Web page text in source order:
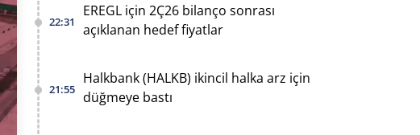
22:31
EREGL için 2Ç26 bilanço sonrası
açıklanan hedef fiyatlar
21:55
Halkbank (HALKB) ikincil halka arz için
düğmeye bastı